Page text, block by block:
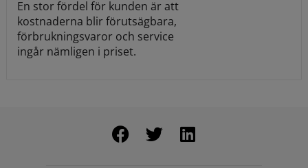
En stor fördel för kunden är att
kostnaderna blir förutsägbara,
förbrukningsvaror och service
ingår nämligen i priset.